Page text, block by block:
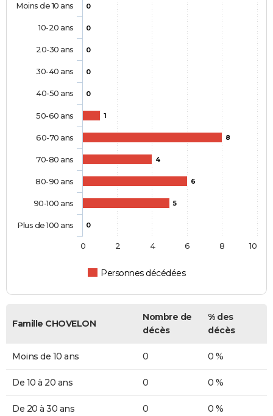
0
0
0
0
0
1
8
4
6
5
0
Personnes décédées
Moins de 10 ans
10-20 ans
20-30 ans
30-40 ans
40-50 ans
50-60 ans
60-70 ans
70-80 ans
80-90 ans
90-100 ans
Plus de 100 ans
0 2 4 6 8 10
Famille CHOVELON
Nombre de
décès
% des
décès
Moins de 10 ans 0 0 %
De 10 à 20 ans 0 0 %
De 20 à 30 ans 0 0 %